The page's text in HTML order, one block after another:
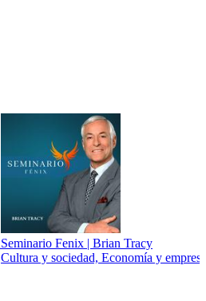
Seminario Fenix | Brian Tracy
Cultura y sociedad, Economía y